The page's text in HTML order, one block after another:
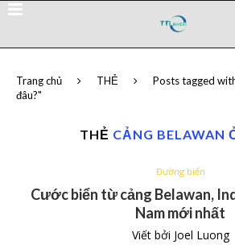
Trang chủ THẺ
Posts tagged
đâu?"
THẺ CẢNG BELAWAN
Đường biển
Cước biển từ cảng Belawan,
Nam mới nhất
Viết bởi Joel Luong